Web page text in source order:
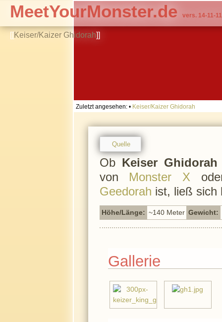
[[Keiser/Kaizer Ghidorah]]
MeetYourMonster.de vers. 14-11-11
Zuletzt angesehen: • Keiser/Kaizer Ghidorah
Quelle
Ob Keiser Ghidorah
von Monster X
Geedorah ist, ließ sich
Höhe/Länge: ~140 Meter Gewicht:
Gallerie